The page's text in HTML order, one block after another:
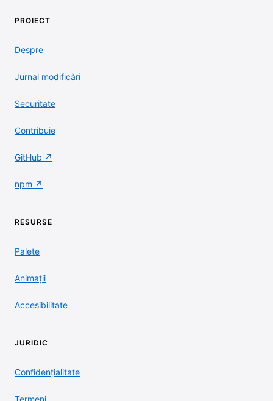
PROIECT
Despre
Jurnal modificări
Securitate
Contribuie
GitHub ↗
npm ↗
RESURSE
Palete
Animații
Accesibilitate
JURIDIC
Confidențialitate
Termeni